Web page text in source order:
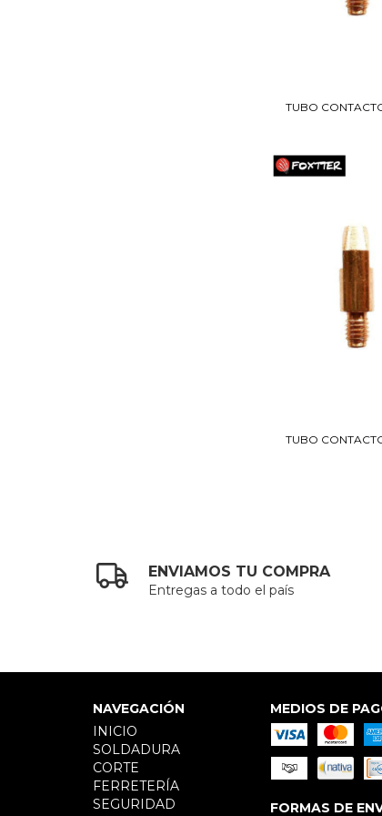
TUBO
TUBO
ENVIAMOS TU COMPRA
Entregas a todo el país
NAVEGACIÓN
INICIO
SOLDADURA
CORTE
FERRETERÍA
SEGURIDAD
MEDIOS DE
FORMAS DE